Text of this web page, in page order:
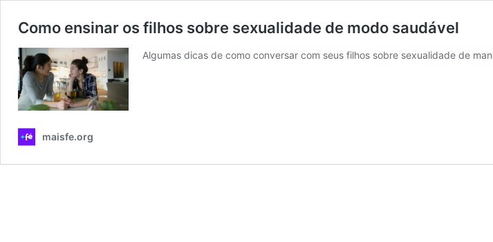
Como ensinar os filhos sobre sexualidade de modo saudável
Algumas dicas de como conversar com seus filhos sobre sexualidade de
maisfe.org